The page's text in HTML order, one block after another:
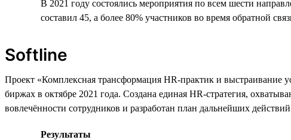
В 2021 году состоялись мероприятия по всем шести
составил 45, а более 80% участников во время обратной
Softline
Проект «Комплексная трансформация HR-практик и выстраивание
биржах в октябре 2021 года. Создана единая HR-стратегия,
вовлечённости сотрудников и разработан план дальнейших
Результаты